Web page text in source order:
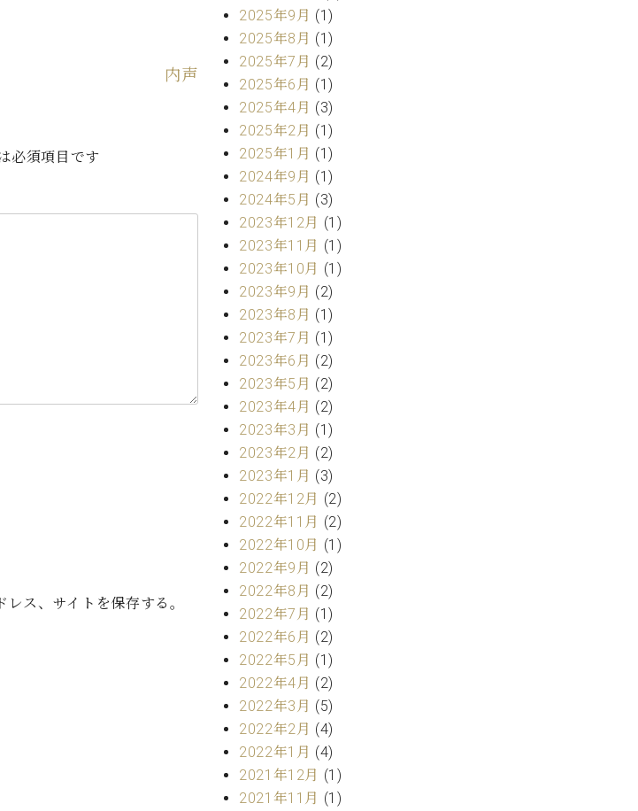
内声
必須項目です
ス、サイトを保存する。
2025年9月 (1)
2025年8月 (1)
2025年7月 (2)
2025年6月 (1)
2025年4月 (3)
2025年2月 (1)
2025年1月 (1)
2024年9月 (1)
2024年5月 (3)
2023年12月 (1)
2023年11月 (1)
2023年10月 (1)
2023年9月 (2)
2023年8月 (1)
2023年7月 (1)
2023年6月 (2)
2023年5月 (2)
2023年4月 (2)
2023年3月 (1)
2023年2月 (2)
2023年1月 (3)
2022年12月 (2)
2022年11月 (2)
2022年10月 (1)
2022年9月 (2)
2022年8月 (2)
2022年7月 (1)
2022年6月 (2)
2022年5月 (1)
2022年4月 (2)
2022年3月 (5)
2022年2月 (4)
2022年1月 (4)
2021年12月 (1)
2021年11月 (1)